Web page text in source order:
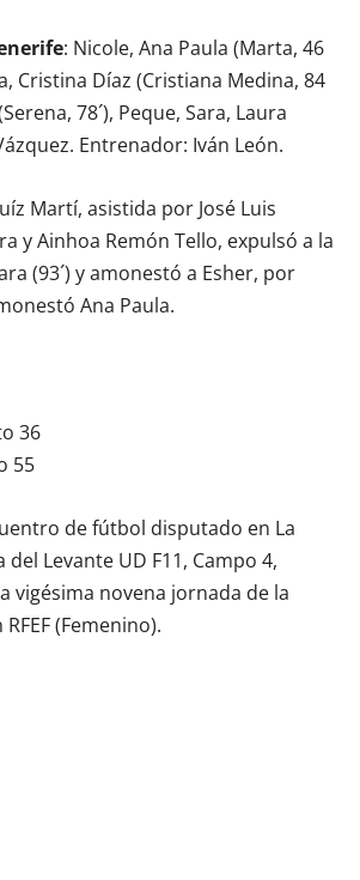
: Nicole, Ana Paula (Marta, 46
Cristina Díaz (Cristiana Medina, 84
78´), Peque, Sara, Laura
Entrenador: Iván León.
Martí, asistida por José Luis
y Ainhoa Remón Tello, expulsó a la
(93´) y amonestó a Esher, por
Ana Paula.
36
55
de fútbol disputado en La
Levante UD F11, Campo 4,
vigésima novena jornada de la
(Femenino).